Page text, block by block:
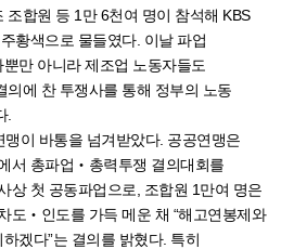
조합원 등 1만 6천여 명이 참석해 KBS
황색으로 물들였다. 이날 파업
만 아니라 제조업 노동자들도
의에 찬 투쟁사를 통해 정부의 노동
.
이 바통을 넘겨받았다. 공공연맹은
서 총파업‧총력투쟁 결의대회를
상 첫 공동파업으로, 조합원 1만여 명은
도‧인도를 가득 메운 채 “해고연봉제와
겠다”는 결의를 밝혔다. 특히